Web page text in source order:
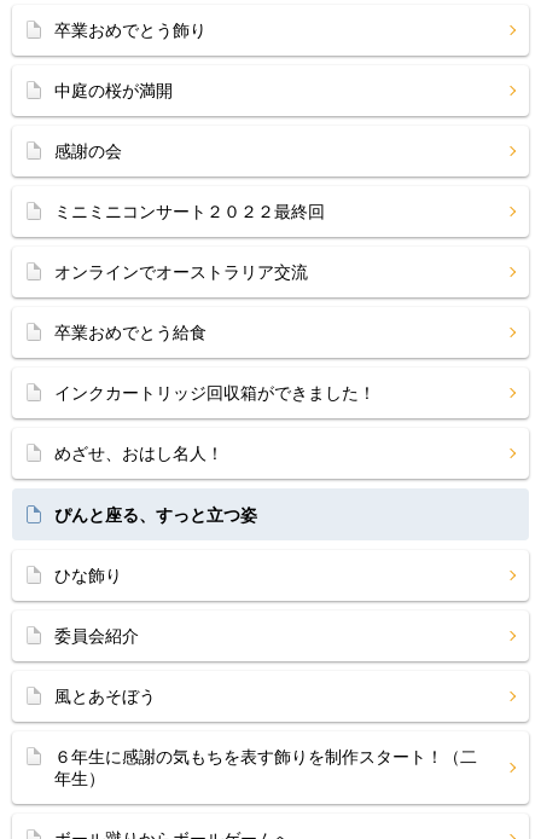
卒業おめでとう飾り
中庭の桜が満開
感謝の会
ミニミニコンサート２０２２最終回
オンラインでオーストラリア交流
卒業おめでとう給食
インクカートリッジ回収箱ができました！
めざせ、おはし名人！
ぴんと座る、すっと立つ姿
ひな飾り
委員会紹介
風とあそぼう
６年生に感謝の気もちを表す飾りを制作スタート！（二
年生）